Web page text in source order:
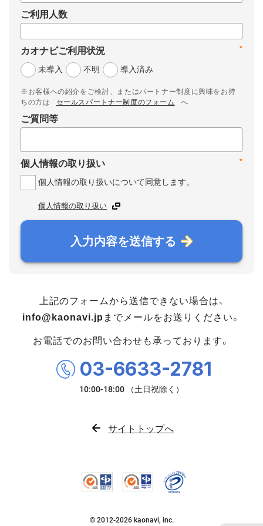
ご利用人数
*
カオナビご利用状況
未導入
不明 導入済み
※お客様への紹介をご検討、またはパートナー制度に興味をお持
ちの方は
セールスパートナー制度のフォーム へ
ご質問等
*
個人情報の取り扱い
個人情報の取り扱いについて同意します。
個人情報の取り扱い
入力内容を送信する
上記のフォームから送信できない場合は、
info@kaonavi.jp までメールをお送りください。
お電話でのお問い合わせも承っております。
03-6633-2781
サイトトップへ
© 2012-2026kaonavi, inc.